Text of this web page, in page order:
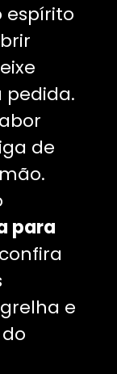
espírito
de
para
e